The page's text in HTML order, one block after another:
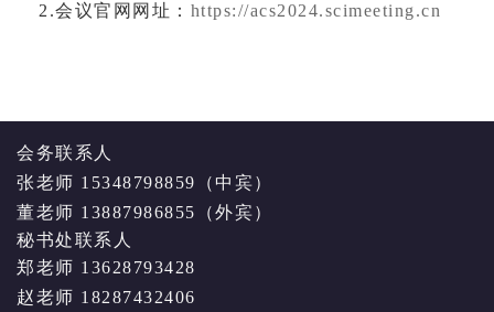
2.会议官网网址： https://acs2024.scimeeting.cn
会务联系人
张老师 15348798859（中宾）
董老师 13887986855（外宾）
秘书处联系人
郑老师 13628793428
赵老师 18287432406